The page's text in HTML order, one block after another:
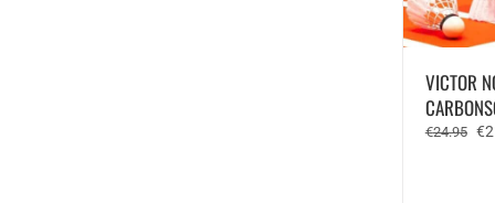
VICTOR
€24.95 €